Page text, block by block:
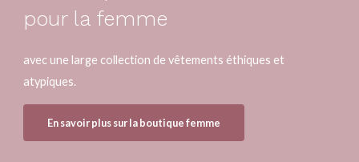
pour la femme
avec une large collection de vêtements éthiques et
atypiques.
En savoir plus sur la boutique femme